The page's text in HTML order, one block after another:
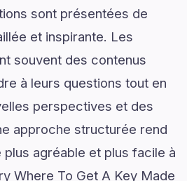
sont présentées de
et inspirante. Les
souvent des contenus
à leurs questions tout en
perspectives et des
approche structurée rend
agréable et plus facile à
Where To Get A Key Made